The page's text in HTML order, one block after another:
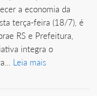
a economia da
terça-feira (18/7), é
RS e Prefeitura,
integra o
Leia mais